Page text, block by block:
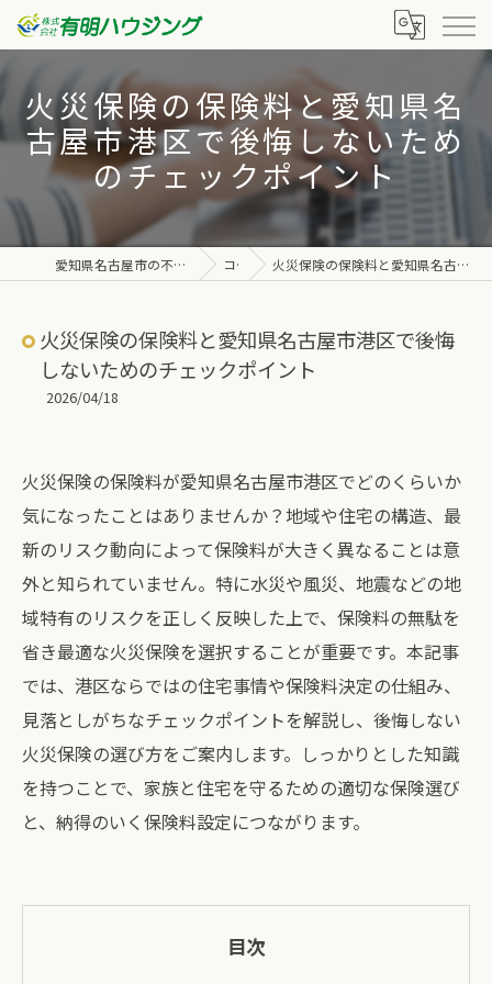
火災保険の保険料と愛知県名
古屋市港区で後悔しないため
のチェックポイント
愛知県名古屋市の不動産なら株式会社有明ハウジング コラム 火災保険の保険料と愛知県名古屋市港区で後悔しないためのチェックポイント
火災保険の保険料と愛知県名古屋市港区で後悔
しないためのチェックポイント
2026/04/18
火災保険の保険料が愛知県名古屋市港区でどのくらいか
気になったことはありませんか？地域や住宅の構造、最
新のリスク動向によって保険料が大きく異なることは意
外と知られていません。特に水災や風災、地震などの地
域特有のリスクを正しく反映した上で、保険料の無駄を
省き最適な火災保険を選択することが重要です。本記事
では、港区ならではの住宅事情や保険料決定の仕組み、
見落としがちなチェックポイントを解説し、後悔しない
火災保険の選び方をご案内します。しっかりとした知識
を持つことで、家族と住宅を守るための適切な保険選び
と、納得のいく保険料設定につながります。
目次